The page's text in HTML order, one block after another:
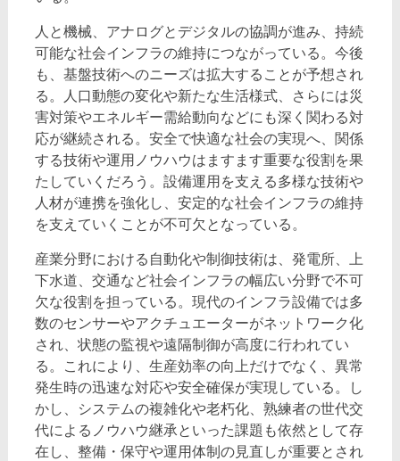
人と機械、アナログとデジタルの協調が進み、持続
可能な社会インフラの維持につながっている。今後
も、基盤技術へのニーズは拡大することが予想され
る。人口動態の変化や新たな生活様式、さらには災
害対策やエネルギー需給動向などにも深く関わる対
応が継続される。安全で快適な社会の実現へ、関係
する技術や運用ノウハウはますます重要な役割を果
たしていくだろう。設備運用を支える多様な技術や
人材が連携を強化し、安定的な社会インフラの維持
を支えていくことが不可欠となっている。
産業分野における自動化や制御技術は、発電所、上
下水道、交通など社会インフラの幅広い分野で不可
欠な役割を担っている。現代のインフラ設備では多
数のセンサーやアクチュエーターがネットワーク化
され、状態の監視や遠隔制御が高度に行われてい
る。これにより、生産効率の向上だけでなく、異常
発生時の迅速な対応や安全確保が実現している。し
かし、システムの複雑化や老朽化、熟練者の世代交
代によるノウハウ継承といった課題も依然として存
在し、整備・保守や運用体制の見直しが重要とされ